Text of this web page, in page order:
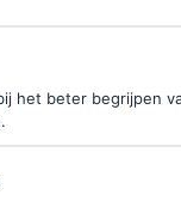
het beter begrijpen